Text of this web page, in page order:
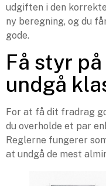
udgiften i den
ny beregning, og du
gode.
Få styr
undgå
For at få dit fradrag
du overholde et par
Reglerne fungerer
at undgå de mest